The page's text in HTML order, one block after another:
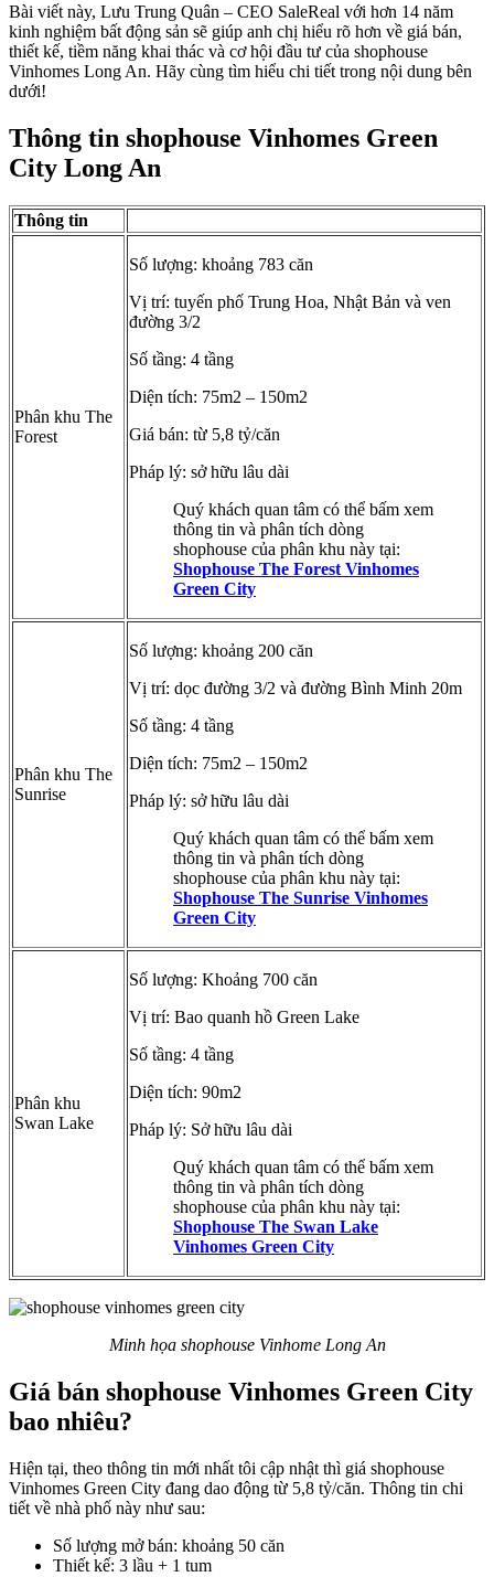
Bài viết này, Lưu Trung Quân – CEO SaleReal với hơn 14 năm
kinh nghiệm bất động sản sẽ giúp anh chị hiểu rõ hơn về giá bán,
thiết kế, tiềm năng khai thác và cơ hội đầu tư của shophouse
Vinhomes Long An. Hãy cùng tìm hiểu chi tiết trong nội dung bên
dưới!
Thông tin shophouse Vinhomes Green
City Long An
Thông tin
Phân khu The
Forest
Số lượng: khoảng 783 căn
Vị trí: tuyến phố Trung Hoa, Nhật Bản và ven
đường 3/2
Số tầng: 4 tầng
Diện tích: 75m2 – 150m2
Giá bán: từ 5,8 tỷ/căn
Pháp lý: sở hữu lâu dài
Quý khách quan tâm có thể bấm xem
thông tin và phân tích dòng
shophouse của phân khu này tại:
Shophouse The Forest Vinhomes
Green City
Phân khu The
Sunrise
Số lượng: khoảng 200 căn
Vị trí: dọc đường 3/2 và đường Bình Minh 20m
Số tầng: 4 tầng
Diện tích: 75m2 – 150m2
Pháp lý: sở hữu lâu dài
Quý khách quan tâm có thể bấm xem
thông tin và phân tích dòng
shophouse của phân khu này tại:
Shophouse The Sunrise Vinhomes
Green City
Phân khu
Swan Lake
Số lượng: Khoảng 700 căn
Vị trí: Bao quanh hồ Green Lake
Số tầng: 4 tầng
Diện tích: 90m2
Pháp lý: Sở hữu lâu dài
Quý khách quan tâm có thể bấm xem
thông tin và phân tích dòng
shophouse của phân khu này tại:
Shophouse The Swan Lake
Vinhomes Green City
Minh họa shophouse Vinhome Long An
Giá bán shophouse Vinhomes Green City
bao nhiêu?
Hiện tại, theo thông tin mới nhất tôi cập nhật thì giá shophouse
Vinhomes Green City đang dao động từ 5,8 tỷ/căn. Thông tin chi
tiết về nhà phố này như sau:
Số lượng mở bán: khoảng 50 căn
Thiết kế: 3 lầu + 1 tum